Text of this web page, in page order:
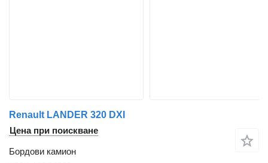
Renault LANDER 320 DXI
Цена при поискване
Бордови камион